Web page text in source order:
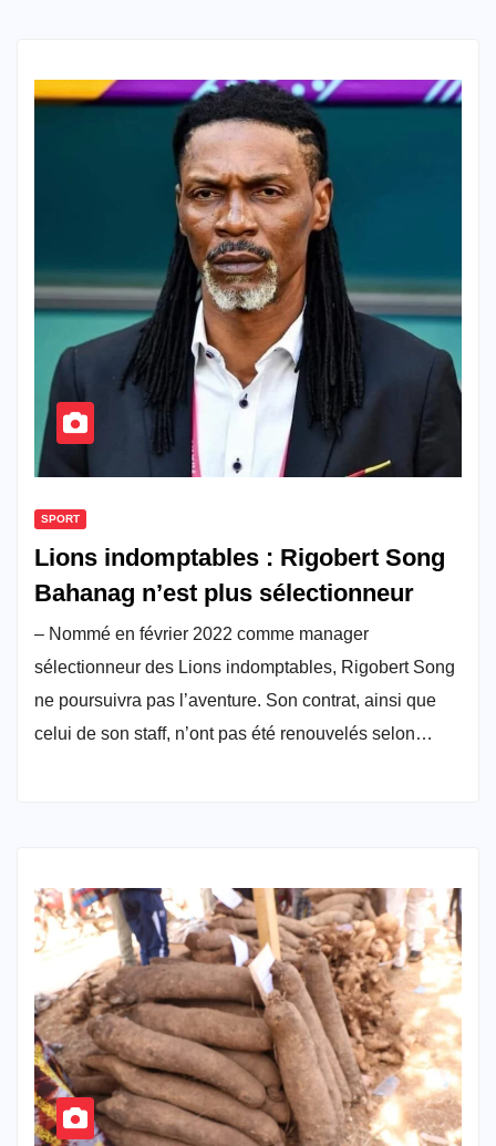
SPORT
Lions indomptables : Rigobert Song
Bahanag n’est plus sélectionneur
– Nommé en février 2022 comme manager
sélectionneur des Lions indomptables, Rigobert Song
ne poursuivra pas l’aventure. Son contrat, ainsi que
celui de son staff, n’ont pas été renouvelés selon…